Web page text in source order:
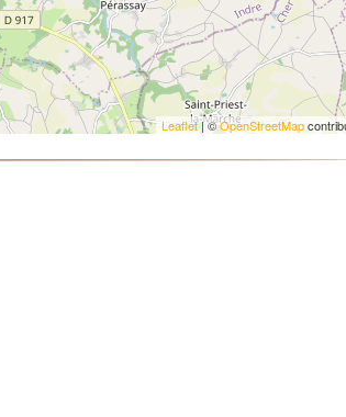
Leaflet| ©OpenStreetMap